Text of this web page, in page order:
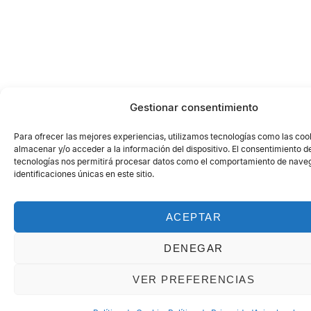
Gestionar consentimiento
Para ofrecer las mejores experiencias, utilizamos tecnologías como las
almacenar y/o acceder a la información del dispositivo. El consentimiento
tecnologías nos permitirá procesar datos como el comportamiento de
identificaciones únicas en este sitio.
ACEPTAR
DENEGAR
VER PREFERENCIAS